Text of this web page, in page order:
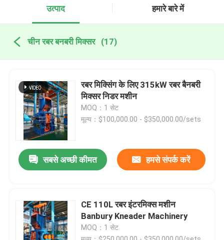
उत्पाद हमारे बारे में
चीन रबर बनबरी मिक्सर (17)
रबर मिक्सिंग के लिए 315kW रबर बैनबरी
मिक्सर निडर मशीन
MOQ：1 सेट
मूल्य：$100,000.00 - $350,000.00/sets
सबसे अच्छी कीमत हमसे संपर्क करें
CE 110L रबर इंटरमिक्स मशीन
Banbury Kneader Machinery
MOQ：1 सेट